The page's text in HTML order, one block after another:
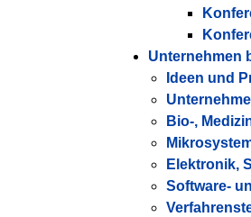
Unternehmen
Ideen und
Bio-,
Elektronik,
Software-